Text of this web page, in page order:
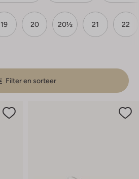
19 20 20½ 21 22
Filter en sorteer